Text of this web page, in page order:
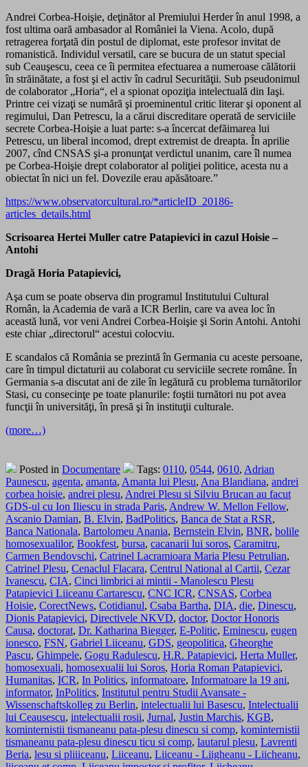
Andrei Corbea-Hoişie, deţinător al Premiului Herder în anul 1998, a
fost ultima oară ambasador al României la Viena. Acolo, după
retragerea forţată din postul de diplomat, este profesor invitat de
romanistică. Individul versatil, care se bucura de un statut special
sub Ceauşescu, ceea ce îi permitea efectuarea a numeroase călătorii
în străinătate, a fost şi el activ în cadrul Securităţii. Sub pseudonimul
de colaborator „Horia“, el a spionat opoziţia intelectuală din Iaşi.
Printre cei vizaţi se numără şi proeminentul critic literar şi oponent al
regimului, Dan Petrescu, la a cărui discreditare operată de serviciile
secrete Corbea-Hoişie a luat parte: s-a încercat defăimarea lui
Petrescu, un liberal incomod, drept extremist de dreapta. În aprilie
2007, cînd CNSAS şi-a pronunţat verdictul unanim, care îl numea
pe Corbea-Hoişie drept colaborator al poliţiei politice, acesta nu a
obiectat în nici un fel. Dovezile erau apăsătoare.”
https://www.observatorcultural.ro/*articleID_20186-
articles_details.html
Scrisoarea Hertei Muller catre Patapievici in cazul Hoisie –
Antohi
Dragă Horia Patapievici,
Aşa cum se poate observa din programul Institutului Cultural
Român, la Academia de vară a ICR Berlin, care va avea loc în
această lună, vor veni Andrei Corbea-Hoişie şi Sorin Antohi. Antohi
este chiar „directorul“ acestui colocviu.
E scandalos că România se prezintă în Germania cu aceste persoane,
care în timpul dictaturii au colaborat cu serviciile secrete române. În
Germania s-a discutat ani de zile în legătură cu problema turnătorilor
Stasi, cu consecinţe pe toate planurile: foştii turnători nu pot avea
funcţii în universităţi, în presă şi în instituţii culturale.
(more…)
Posted in Documentare Tags: 0110, 0544, 0610, Adrian
Paunescu, agenta, amanta, Amanta lui Plesu, Ana Blandiana, andrei
corbea hoisie, andrei plesu, Andrei Plesu si Silviu Brucan au facut
GDS-ul cu Ion Iliescu in strada Paris, Andrew W. Mellon Fellow,
Ascanio Damian, B. Elvin, BadPolitics, Banca de Stat a RSR,
Banca Nationala, Bartolomeu Anania, Bernstein Elvin, BNR, bolile
homosexualilor, Bookfest, bursa, cacanarii lui soros, Caramitru,
Carmen Bendovschi, Catrinel Lacramioara Maria Plesu Petrulian,
Catrinel Plesu, Cenaclul Flacara, Centrul National al Cartii, Cezar
Ivanescu, CIA, Cinci limbrici ai mintii - Manolescu Plesu
Patapievici Liiceanu Cartarescu, CNC ICR, CNSAS, Corbea
Hoisie, CorectNews, Cotidianul, Csaba Bartha, DIA, die, Dinescu,
Dionis Patapievici, Directivele NKVD, doctor, Doctor Honoris
Causa, doctorat, Dr. Katharina Biegger, E-Politic, Eminescu, eugen
ionesco, FSN, Gabriel Liiceanu, GDS, geopolitica, Gheorghe
Pascu, Ghimpele, Gogu Radulescu, H.R. Patapievici, Herta Muller,
homosexuali, homosexualii lui Soros, Horia Roman Patapievici,
Humanitas, ICR, In Politics, informatoare, Informatoare la 19 ani,
informator, InPolitics, Institutul pentru Studii Avansate -
Wissenschaftskolleg zu Berlin, intelectualii lui Basescu, Intelectualii
lui Ceausescu, intelectualii rosii, Jurnal, Justin Marchis, KGB,
kominternistii tismaneanu pata-plesu dinescu si comp, kominternistii
tismaneanu pata-plesu dinescu ticu si comp, lautarul plesu, Lavrenti
Beria, lesu si pliiiceanu, Liiceanu, Liiceanu - Liigheanu - Liicheanu,